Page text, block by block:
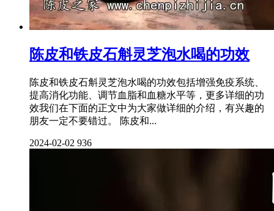
陈皮和铁皮石斛灵芝泡水喝的功效
陈皮和铁皮石斛灵芝泡水喝的功效包括增强免疫系统、
提高消化功能、调节血脂和血糖水平等，更多详细的功
效我们在下面的正文中为大家做详细的介绍，有兴趣的
朋友一定不要错过。 陈皮和...
2024-02-02 936